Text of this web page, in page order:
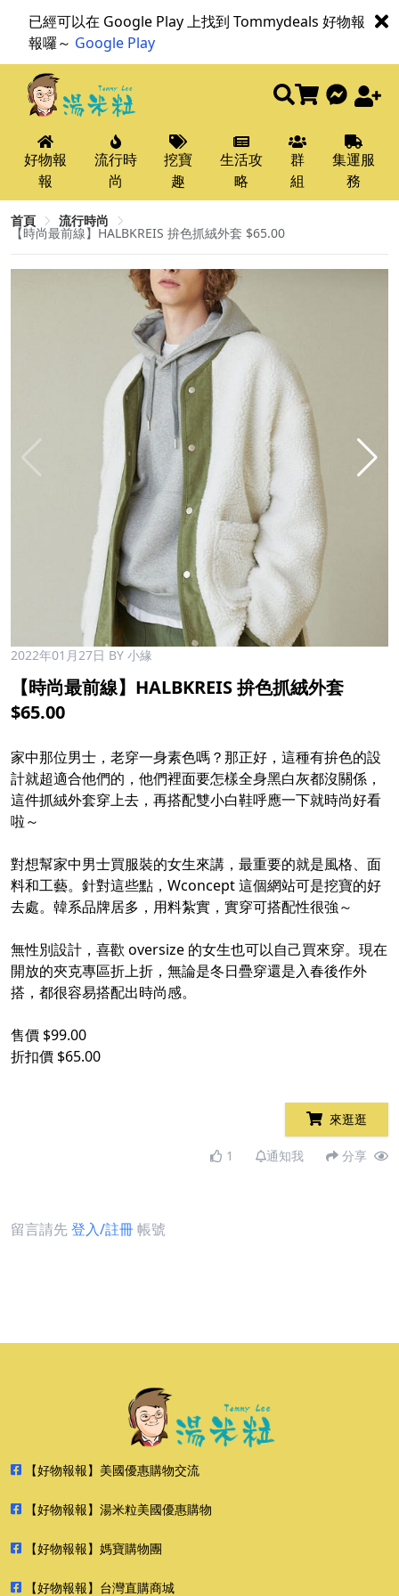
已經可以在 Google Play 上找到 Tommydeals 好物報
報囉～ Google Play
好物報
報
流行時
尚
挖寶
趣
生活攻
略
群
組
集運服
務
首頁 流行時尚
【時尚最前線】HALBKREIS 拚色抓絨外套 $65.00
2022年01月27日 BY 小緣
【時尚最前線】HALBKREIS 拚色抓絨外套
$65.00
家中那位男士，老穿一身素色嗎？那正好，這種有拚色的設
計就超適合他們的，他們裡面要怎樣全身黑白灰都沒關係，
這件抓絨外套穿上去，再搭配雙小白鞋呼應一下就時尚好看
啦～
對想幫家中男士買服裝的女生來講，最重要的就是風格、面
料和工藝。針對這些點，Wconcept 這個網站可是挖寶的好
去處。韓系品牌居多，用料紮實，實穿可搭配性很強～
無性別設計，喜歡 oversize 的女生也可以自己買來穿。現在
開放的夾克專區折上折，無論是冬日疊穿還是入春後作外
搭，都很容易搭配出時尚感。
售價 $99.00
折扣價 $65.00
來逛逛
1 通知我 分享
留言請先登入/註冊帳號
【好物報報】美國優惠購物交流
【好物報報】湯米粒美國優惠購物
【好物報報】媽寶購物團
【好物報報】台灣直購商城